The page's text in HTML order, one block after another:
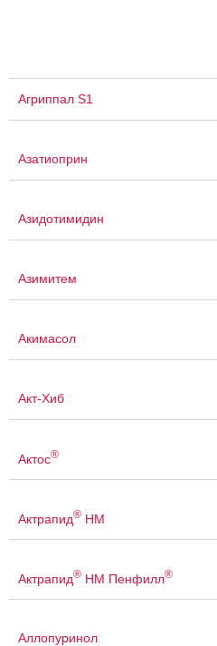
Агриппал S1
Азатиоприн
Азидотимидин
Азимитем
Акимасол
Акт-Хиб
Актос®
Актрапид® НМ
Актрапид® НМ Пенфилл®
Аллопуринол